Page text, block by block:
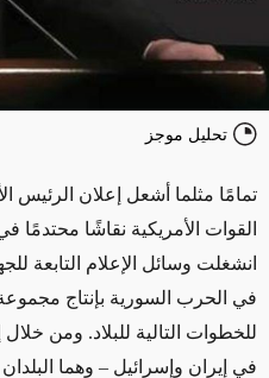
تحليل موجز
تمامًا مثلما أشعل إعلان الرئيس
القوات الأمريكية نقاشًا محتدمًا
انشغلت وسائل الإعلام التابعة
في الحرب السورية بإنتاج
للخطوات التالية للبلاد. ومن
في إيران وإسرائيل – وهما